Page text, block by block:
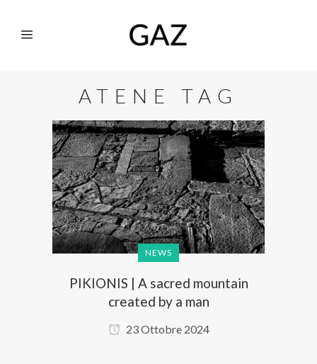
ATENE TAG
NEWS
PIKIONIS | A sacred mountain
created by a man
23 Ottobre 2024